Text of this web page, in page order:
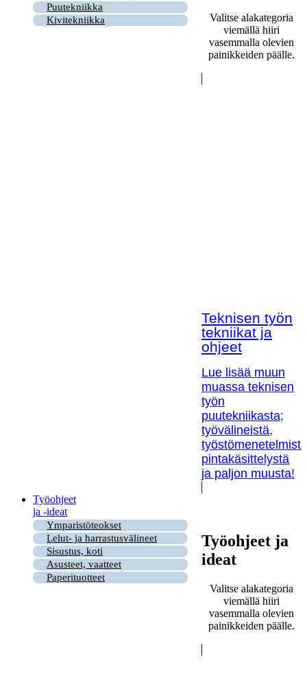
Puutekniikka
Kivitekniikka
Valitse alakategoria
viemällä hiiri
vasemmalla olevien
painikkeiden päälle.
Teknisen työn
tekniikat ja
ohjeet
Lue lisää muun
muassa teknisen
työn
puutekniikasta;
työvälineistä,
pintakäsittelystä
ja paljon muusta!
Työohjeet
ja -ideat
Ymparistöteokset
Lelut- ja harrastusvälineet
Sisustus, koti
Asusteet, vaatteet
Paperituotteet
Työohjeet ja
ideat
Valitse alakategoria
viemällä hiiri
vasemmalla olevien
painikkeiden päälle.